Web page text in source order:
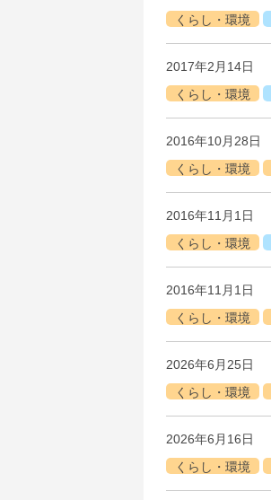
くらし・環境
2017年2月14日
くらし・環境
2016年10月28日
くらし・環境
2016年11月1日
くらし・環境
2016年11月1日
くらし・環境
2026年6月25日
くらし・環境
2026年6月16日
くらし・環境